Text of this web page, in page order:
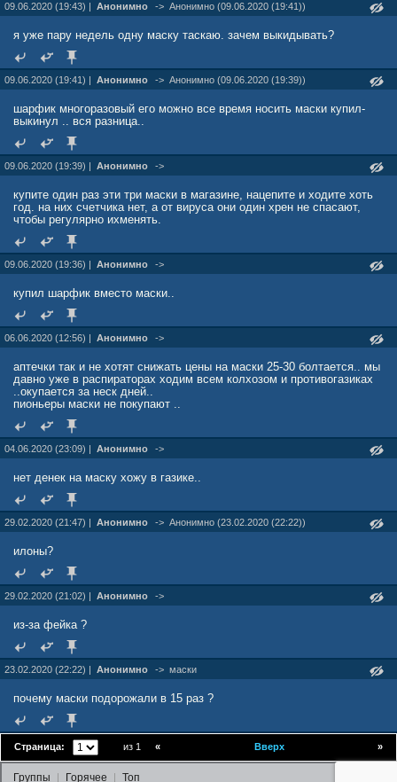
09.06.2020 (19:43) | Анонимно -> Анонимно (09.06.2020 (19:41))
я уже пару недель одну маску таскаю. зачем выкидывать?
09.06.2020 (19:41) | Анонимно -> Анонимно (09.06.2020 (19:39))
шарфик многоразовый его можно все время носить маски купил-
выкинул .. вся разница..
09.06.2020 (19:39) | Анонимно ->
купите один раз эти три маски в магазине, нацепите и ходите хоть
год. на них счетчика нет, а от вируса они один хрен не спасают,
чтобы регулярно ихменять.
09.06.2020 (19:36) | Анонимно ->
купил шарфик вместо маски..
06.06.2020 (12:56) | Анонимно ->
аптечки так и не хотят снижать цены на маски 25-30 болтается.. мы
давно уже в распираторах ходим всем колхозом и противогазиках
..окупается за неск дней..
пионьеры маски не покупают ..
04.06.2020 (23:09) | Анонимно ->
нет денек на маску хожу в газике..
29.02.2020 (21:47) | Анонимно -> Анонимно (23.02.2020 (22:22))
илоны?
29.02.2020 (21:02) | Анонимно ->
из-за фейка ?
23.02.2020 (22:22) | Анонимно -> маски
почему маски подорожали в 15 раз ?
Страница: из 1 »
« Вверх
Группы Горячее Топ